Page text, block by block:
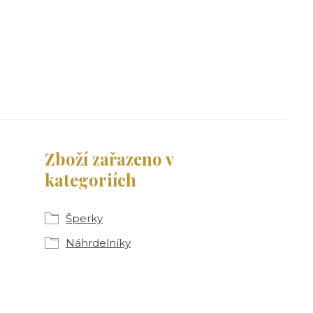
Zboží zařazeno v
kategoriích
Šperky
Náhrdelníky